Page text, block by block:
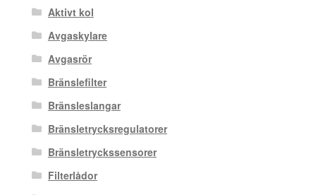
Aktivt kol
Avgaskylare
Avgasrör
Bränslefilter
Bränsleslangar
Bränsletrycksregulatorer
Bränsletryckssensorer
Filterlådor